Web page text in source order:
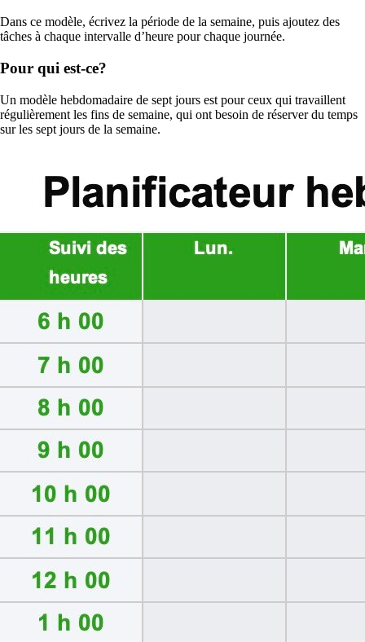
Dans ce modèle, écrivez la période de la semaine, puis ajoutez des
tâches à chaque intervalle d’heure pour chaque journée.
Pour qui est-ce?
Un modèle hebdomadaire de sept jours est pour ceux qui travaillent
régulièrement les fins de semaine, qui ont besoin de réserver du temps
sur les sept jours de la semaine.